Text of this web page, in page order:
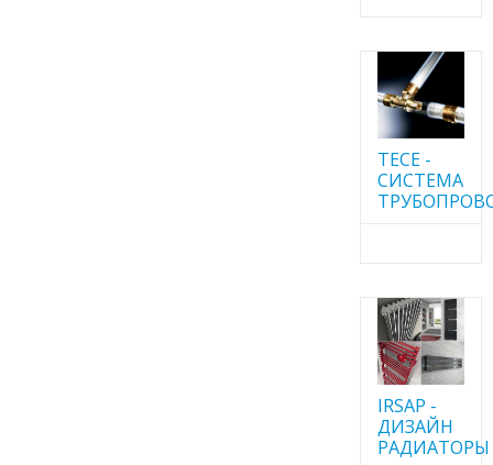
TECE -
CИСТЕМА
IRSAP -
ДИЗАЙН
РАДИАТОРЫ